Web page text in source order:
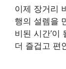
이제 장거리
행의 설렘을
비된 시간’이
더 즐겁고 편